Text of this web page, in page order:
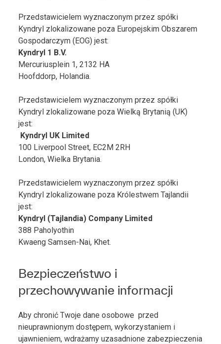
Przedstawicielem wyznaczonym przez spółki
Kyndryl zlokalizowane poza Europejskim Obszarem
Gospodarczym (EOG) jest:
Kyndryl 1 B.V.
Mercuriusplein 1, 2132 HA
Hoofddorp, Holandia.
Przedstawicielem wyznaczonym przez spółki
Kyndryl zlokalizowane poza Wielką Brytanią (UK)
jest:
Kyndryl UK Limited
100 Liverpool Street, EC2M 2RH
London, Wielka Brytania.
Przedstawicielem wyznaczonym przez spółki
Kyndryl zlokalizowane poza Królestwem Tajlandii
jest:
Kyndryl (Tajlandia) Company Limited
388 Paholyothin
Kwaeng Samsen-Nai, Khet.
Bezpieczeństwo i
przechowywanie informacji
Aby chronić Twoje dane osobowe przed
nieuprawnionym dostępem, wykorzystaniem i
ujawnieniem, wdrażamy uzasadnione zabezpieczenia